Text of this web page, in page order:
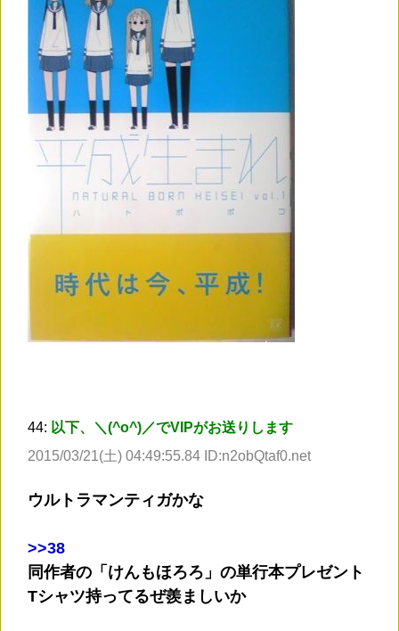
44: 以下、＼(^o^)／でVIPがお送りします
2015/03/21(土) 04:49:55.84 ID:n2obQtaf0.net
ウルトラマンティガかな
>>38
同作者の「けんもほろろ」の単行本プレゼント
Tシャツ持ってるぜ羨ましいか